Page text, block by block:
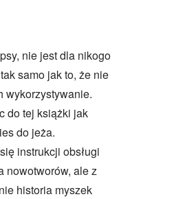
nie jest dla nikogo
samo jak to, że nie
wykorzystywanie.
do tej książki jak
do jeża.
instrukcji obsługi
nowotworów, ale z
historia myszek